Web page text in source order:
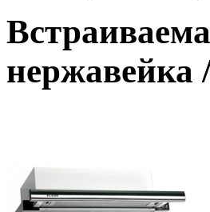
нержавейка